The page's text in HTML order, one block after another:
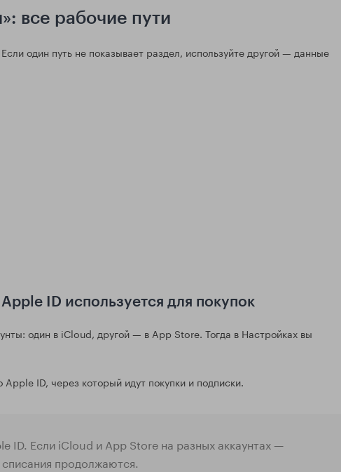
все рабочие пути
один путь не показывает раздел, используйте другой — данные
ID используется для покупок
один в iCloud, другой — в App Store. Тогда в Настройках вы
ID, через который идут покупки и подписки.
ID. Если iCloud и App Store на разных аккаунтах —
продолжаются.